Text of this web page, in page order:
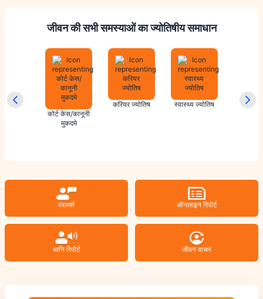
जीवन की सभी समस्याओं का ज्योतिषीय समाधान
ज्योतिष
कोर्ट केस/कानूनी
मुकदमे
करियर ज्योतिष स्वास्थ्य ज्योतिष
परामर्श ऑनलाइन रिपोर्ट
ध्वनि रिपोर्ट जीवन वाचन